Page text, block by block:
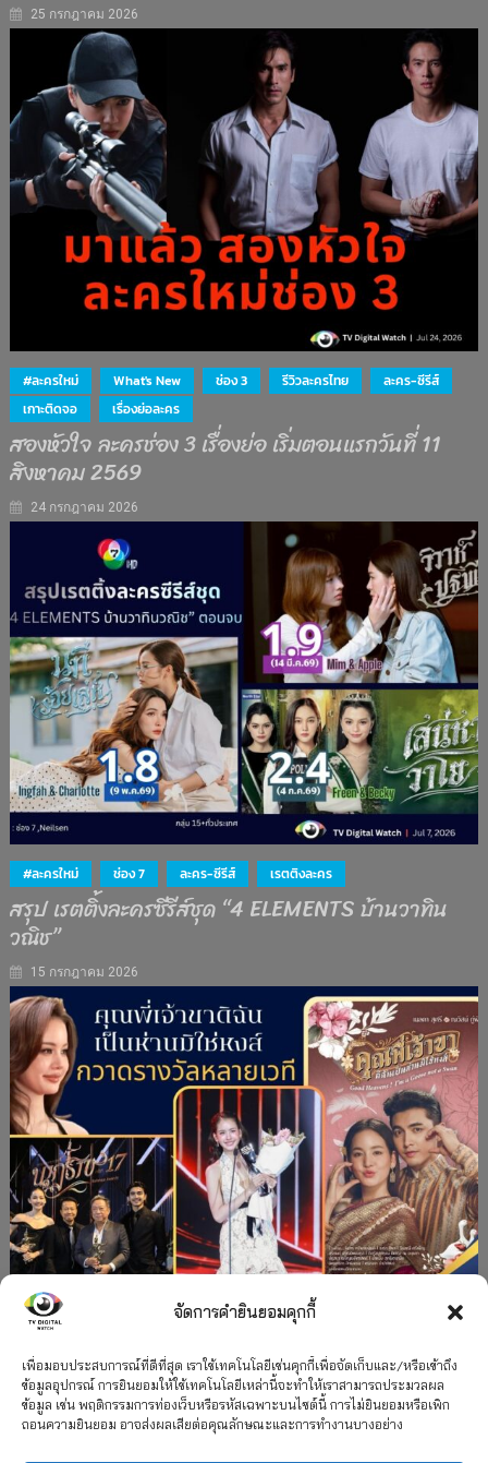
จัดการคำยินยอมคุกกี้
เพื่อมอบประสบการณ์ที่ดีที่สุด เราใช้เทคโนโลยีเช่นคุกกี้เพื่อจัดเก็บและ/หรือเข้าถึง
ข้อมูลอุปกรณ์ การยินยอมให้ใช้เทคโนโลยีเหล่านี้จะทำให้เราสามารถประมวลผล
ข้อมูล เช่น พฤติกรรมการท่องเว็บหรือรหัสเฉพาะบนไซต์นี้ การไม่ยินยอมหรือเพิก
ถอนความยินยอม อาจส่งผลเสียต่อคุณลักษณะและการทำงานบางอย่าง
25 กรกฎาคม 2026
#ละครใหม่ What's New ช่อง 3 รีวิวละครไทย
ละคร-ซีรีส์
เกาะติดจอ
เรื่องย่อละคร
สองหัวใจ ละครช่อง 3 เรื่องย่อ เริ่มตอนแรกวันที่ 11
สิงหาคม 2569
24 กรกฎาคม 2026
#ละครใหม่ ช่อง 7 ละคร-ซีรีส์ เรตติงละคร
สรุป เรตติ้งละครซีรีส์ชุด “4 ELEMENTS บ้านวาทิน
วณิช”
15 กรกฎาคม 2026
”คุณพี่เจ้าขาดิฉันเป็นห่านมิใช่หงส์” กวาดรางวัล
เพียบ จาก 8 เวที